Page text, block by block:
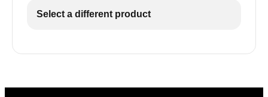
Select a different product